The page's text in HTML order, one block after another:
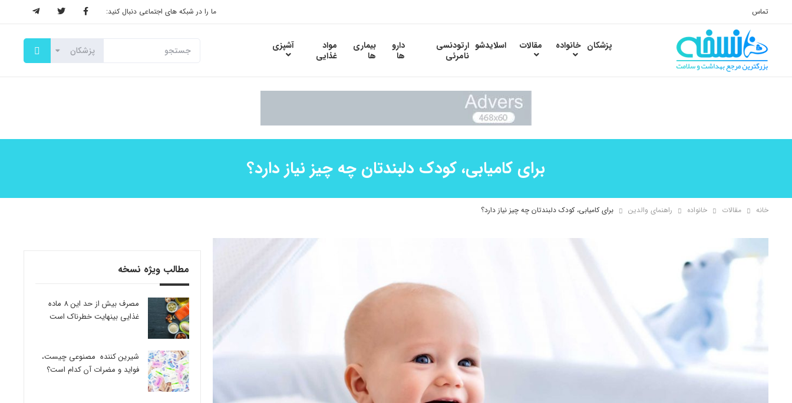
تماس ما را در شبکه های اجتماعی دنبال کنید:
پزشکان خانواده مقالات اسلایدشو ارتودنسی
نامرئی
دارو
ها
بیماری
ها
مواد
غذایی
آشپزی
برای کامیابی، کودک دلبندتان چه چیز نیاز دارد؟
خانه مقالات خانواده راهنمای والدین برای کامیابی، کودک دلبندتان چه چیز نیاز دارد؟
مطالب ویژه نسخه
مصرف بیش از حد این 8 ماده
غذایی بینهایت خطرناک است
شیرین کننده مصنوعی چیست،
فواید و مضرات آن کدام است؟